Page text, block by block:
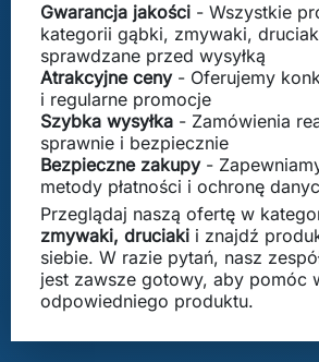
Gwarancja jakości - Wszystkie
kategorii gąbki, zmywaki,
sprawdzane przed wysyłką
Atrakcyjne ceny- Oferujemy
i regularne promocje
Szybka wysyłka - Zamówienia
sprawnie i bezpiecznie
Bezpieczne zakupy-
metody płatności i ochronę
Przeglądaj naszą ofertę w
zmywaki, druciaki i znajdź
siebie. W razie pytań, nasz
jest zawsze gotowy, aby pomóc
odpowiedniego produktu.